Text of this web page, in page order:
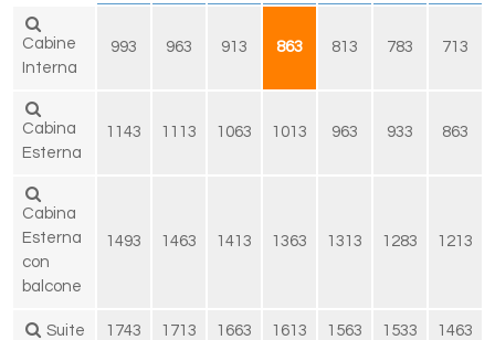
Cabine
Interna
993 963 913 863 813 783 713
Cabina
Esterna
1143 1113 1063 1013 963 933 863
Cabina
Esterna
con
balcone
1493 1463 1413 1363 1313 1283 1213
Suite 1743 1713 1663 1613 1563 1533 1463